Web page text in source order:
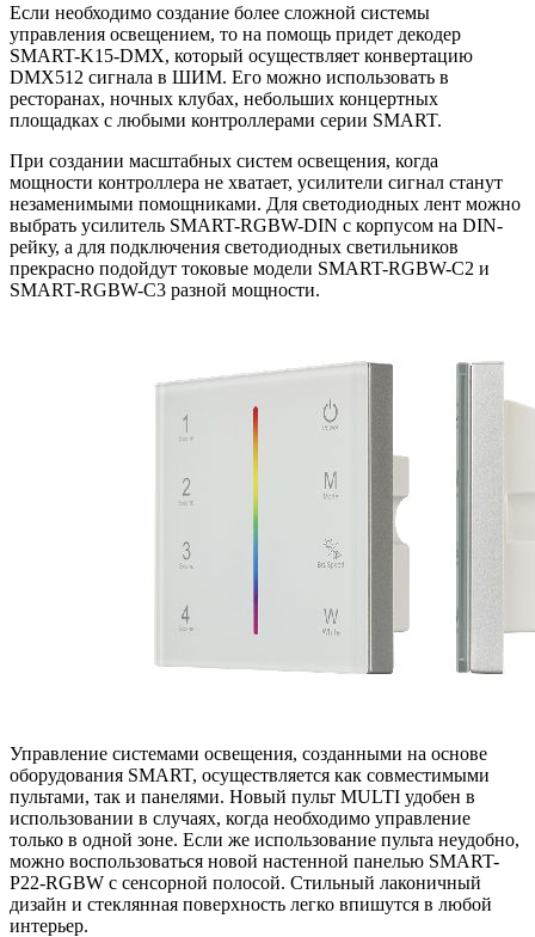
Если необходимо создание более сложной системы
управления освещением, то на помощь придет декодер
SMART-K15-DMX, который осуществляет конвертацию
DMX512 сигнала в ШИМ. Его можно использовать в
ресторанах, ночных клубах, небольших концертных
площадках с любыми контроллерами серии SMART.
При создании масштабных систем освещения, когда
мощности контроллера не хватает, усилители сигнал станут
незаменимыми помощниками. Для светодиодных лент можно
выбрать усилитель SMART-RGBW-DIN с корпусом на DIN-
рейку, а для подключения светодиодных светильников
прекрасно подойдут токовые модели SMART-RGBW-С2 и
SMART-RGBW-С3 разной мощности.
Управление системами освещения, созданными на основе
оборудования SMART, осуществляется как совместимыми
пультами, так и панелями. Новый пульт MULTI удобен в
использовании в случаях, когда необходимо управление
только в одной зоне. Если же использование пульта неудобно,
можно воспользоваться новой настенной панелью SMART-
P22-RGBW с сенсорной полосой. Стильный лаконичный
дизайн и стеклянная поверхность легко впишутся в любой
интерьер.